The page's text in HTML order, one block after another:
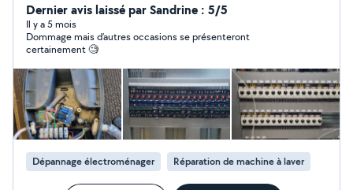
Dernier avis laissé par Sandrine : 5/5
Il y a 5 mois
Dommage mais d’autres occasions se présenteront
certainement 🧐
Dépannage électroménager Réparation de machine à laver